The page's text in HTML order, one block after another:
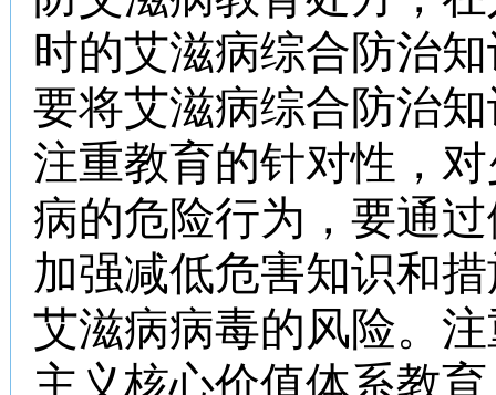
时的艾滋病综合防治
要将艾滋病综合防治
注重教育的针对性，
病的危险行为，要通
加强减低危害知识和
艾滋病病毒的风险。
主义核心价值体系教